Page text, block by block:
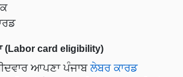
(Labor card eligibility)
ਆਪਣਾ ਪੰਜਾਬਲੇਬਰ ਕਾਰਡ